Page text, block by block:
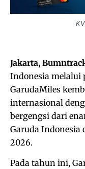
Jakarta,
Indonesia melalui
GarudaMiles
internasional
bergengsi dari
Garuda Indonesia
2026.
Pada tahun ini,